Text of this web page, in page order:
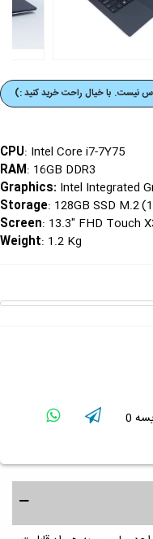
نیست. با خیال راحت خرید کنید :)
CPU: Intel Core i7-7Y75
RAM: 16GB DDR3
Graphics: Intel Integrated
: 128GB SSD M.2
Screen: 13.3" FHD Touch
Weight: 1.2 Kg
0